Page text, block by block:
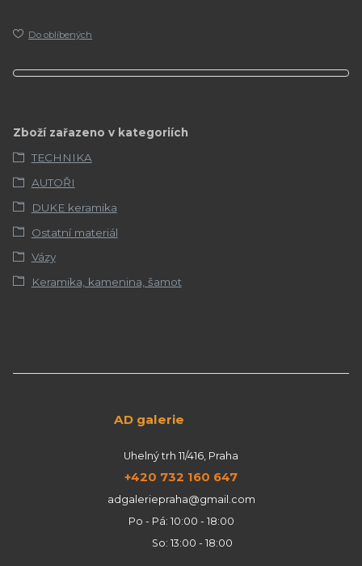
Do oblíbených
Zboží zařazeno v kategoriích
TECHNIKA
AUTOŘI
DUKE keramika
Ostatní materiál
Vázy
Keramika, kamenina, šamot
AD galerie
Uhelný trh 11/416, Praha
+420 732 160 647
adgaleriepraha@gmail.com
Po - Pá: 10:00 - 18:00
So: 13:00 - 18:00